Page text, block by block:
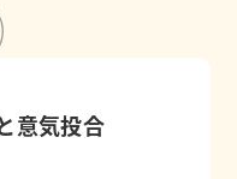
意気投合